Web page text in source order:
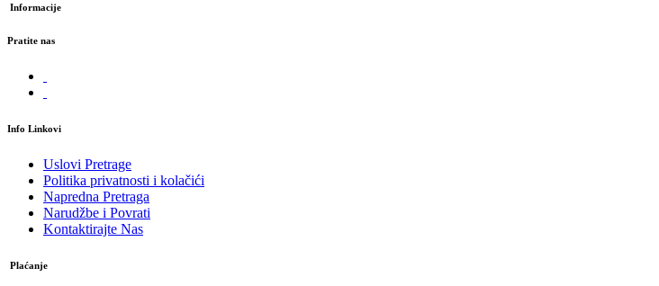
Informacije
Pratite nas
Info Linkovi
Uslovi Pretrage
Politika privatnosti i kolačići
Napredna Pretraga
Narudžbe i Povrati
Kontaktirajte Nas
Plaćanje